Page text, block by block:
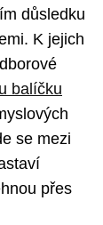
důsledku
K jejich
balíčku
se mezi
přes